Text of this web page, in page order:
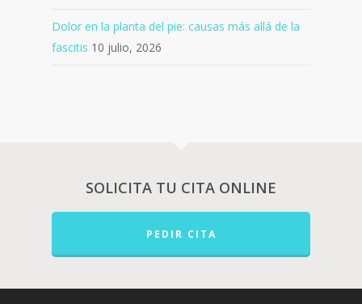
Dolor en la planta del pie: causas más allá de la
fascitis 10 julio, 2026
SOLICITA TU CITA ONLINE
PEDIR CITA